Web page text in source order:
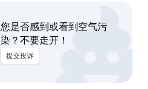
您是否感到或看到空气污
染？不要走开！
提交投诉